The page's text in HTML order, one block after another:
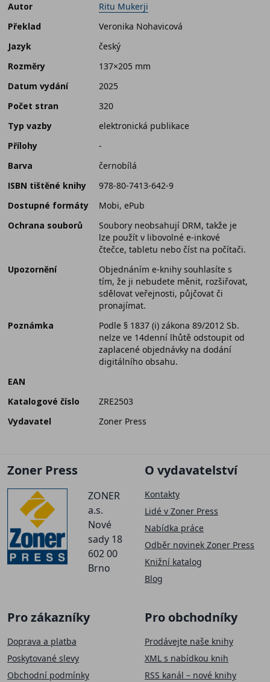
Autor
Ritu Mukerji
Překlad
Veronika Nohavicová
Jazyk
český
Rozměry
137×205 mm
Datum vydání
2025
Počet stran
320
Typ vazby
elektronická publikace
Přílohy
-
Barva
černobílá
ISBN tištěné knihy
978-80-7413-642-9
Dostupné formáty
Mobi, ePub
Ochrana souborů
Soubory neobsahují DRM, takže je
lze použít v libovolné e-inkové
čtečce, tabletu nebo číst na počítači.
Upozornění
Objednáním e-knihy souhlasíte s
tím, že ji nebudete měnit, rozšiřovat,
sdělovat veřejnosti, půjčovat či
pronajímat.
Poznámka
Podle § 1837 (i) zákona 89/2012 Sb.
nelze ve 14denní lhůtě odstoupit od
zaplacené objednávky na dodání
digitálního obsahu.
EAN
Katalogové číslo
ZRE2503
Vydavatel
Zoner Press
Zoner Press
ZONER
a.s.
Nové
sady 18
602 00
Brno
O vydavatelství
Kontakty
Lidé v Zoner Press
Nabídka práce
Odběr novinek Zoner Press
Knižní katalog
Blog
Pro zákazníky
Doprava a platba
Poskytované slevy
Obchodní podmínky
Pro obchodníky
Prodávejte naše knihy
XML s nabídkou knih
RSS kanál – nové knihy